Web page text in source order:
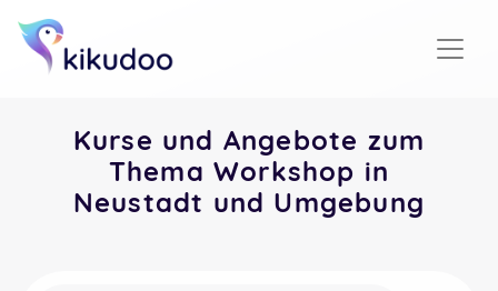
Kurse und Angebote zum
Thema Workshop in
Neustadt und Umgebung